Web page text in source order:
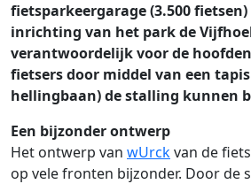
fietsparkeergarage (3.500
inrichting van het park de
verantwoordelijk voor de
fietsers door middel van een
hellingbaan) de stalling kunnen
Een bijzonder ontwerp
Het ontwerp van wUrckvan de
op vele fronten bijzonder. Door de